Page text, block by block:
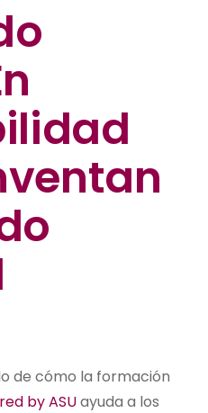
de cómo la formación
by ASUayuda a los